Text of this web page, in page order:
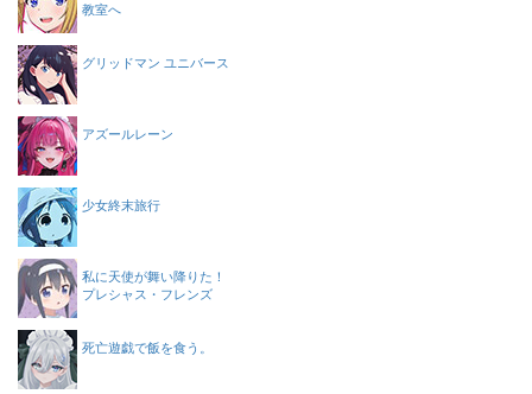
教室へ
グリッドマン ユニバース
アズールレーン
少女終末旅行
私に天使が舞い降りた！
プレシャス・フレンズ
死亡遊戯で飯を食う。